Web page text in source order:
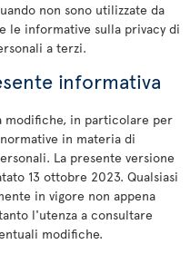
non sono utilizzate da
le informative sulla privacy di
a terzi.
informativa
modifiche, in particolare per
in materia di
La presente versione
13 ottobre 2023. Qualsiasi
in vigore non appena
l'utenza a consultare
modifiche.